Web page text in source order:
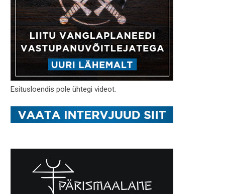
Esitusloendis pole ühtegi videot.